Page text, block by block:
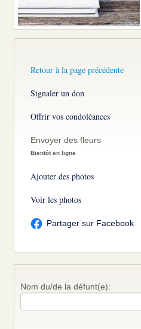
Retour à la page précédente
Signaler un don
Offrir vos condoléances
Envoyer des fleurs
Bientôt en ligne
Ajouter des photos
Voir les photos
Partager sur Facebook
Nom du/de la défunt(e):